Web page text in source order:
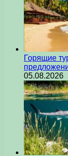
Горящие
05.08.2026